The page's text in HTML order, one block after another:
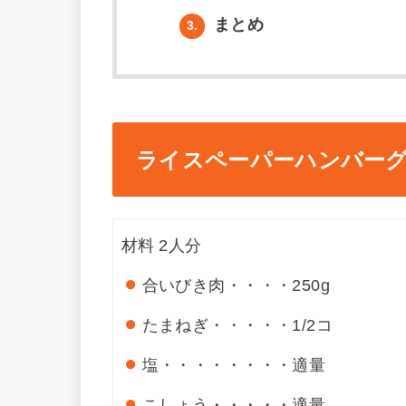
3. まとめ
ライスペーパーハンバー
材料 2人分
合いびき肉・・・・ 250g
たまねぎ・・・・・ 1/2コ
塩・・・・・・・・適量